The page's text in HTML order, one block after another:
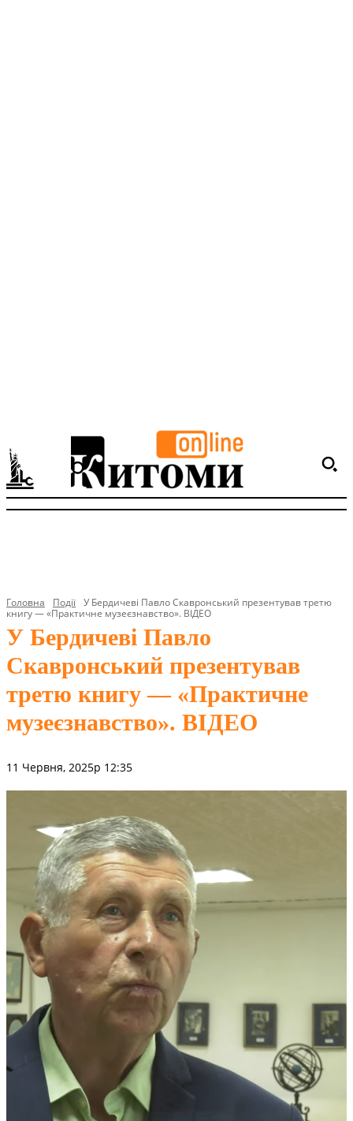
Головна Події У Бердичеві Павло Скавронський презентував третю
книгу — «Практичне музеєзнавство». ВІДЕО
У Бердичеві Павло
Скавронський презентував
третю книгу — «Практичне
музеєзнавство». ВІДЕО
11 Червня, 2025р 12:35